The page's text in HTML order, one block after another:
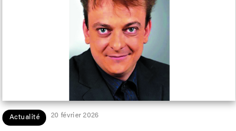
Actualité 20 février 2026